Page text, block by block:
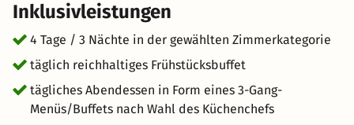
Inklusivleistungen
4 Tage / 3 Nächte in der gewählten Zimmerkategorie
täglich reichhaltiges Frühstücksbuffet
tägliches Abendessen in Form eines 3-Gang-
Menüs/Buffets nach Wahl des Küchenchefs